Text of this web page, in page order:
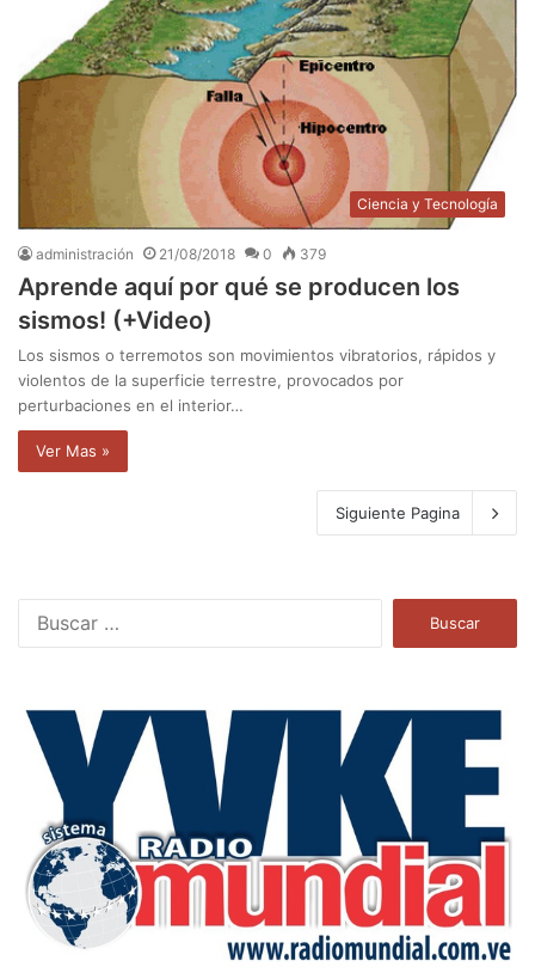
Ciencia y Tecnología
administración 21/08/2018 0 379
Aprende aquí por qué se producen los
sismos! (+Video)
Los sismos o terremotos son movimientos vibratorios, rápidos y
violentos de la superficie terrestre, provocados por
perturbaciones en el interior…
Ver Mas »
Siguiente Pagina
a